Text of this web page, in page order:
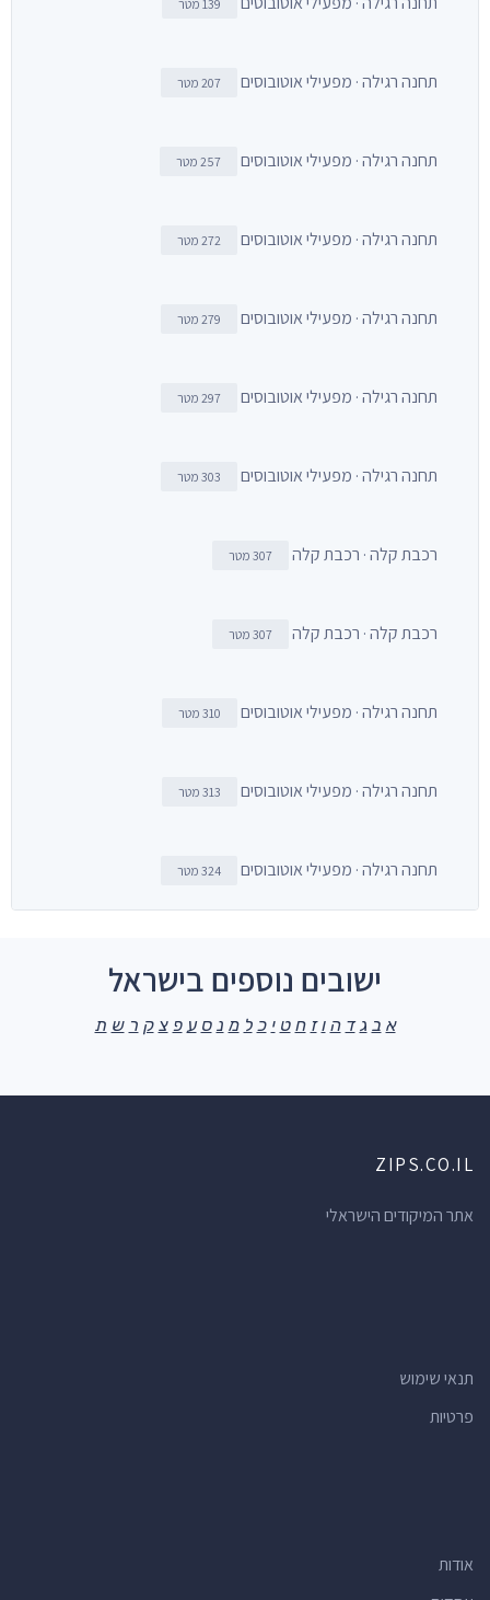
139 מטר
תחנה רגילה · מפעילי אוטובוסים 207 מטר
תחנה רגילה · מפעילי אוטובוסים 257 מטר
תחנה רגילה · מפעילי אוטובוסים 272 מטר
תחנה רגילה · מפעילי אוטובוסים 279 מטר
תחנה רגילה · מפעילי אוטובוסים 297 מטר
תחנה רגילה · מפעילי אוטובוסים 303 מטר
רכבת קלה · רכבת קלה 307 מטר
רכבת קלה · רכבת קלה 307 מטר
תחנה רגילה · מפעילי אוטובוסים 310 מטר
תחנה רגילה · מפעילי אוטובוסים 313 מטר
תחנה רגילה · מפעילי אוטובוסים 324 מטר
ישובים נוספים בישראל
א ב ג ד ה ו ז ח ט י כ ל מ נ ס ע פ צ ק ר ש ת
ZIPS.CO.IL
אתר המיקודים הישראלי
תנאי שימוש
פרטיות
אודות